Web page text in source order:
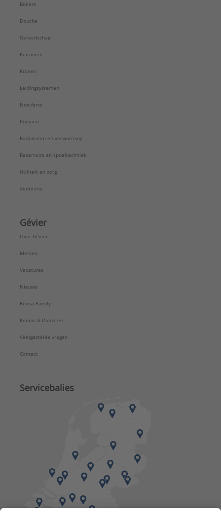
Boilers
Douche
Gereedschap
Keramiek
Kranen
Leidingsystemen
Non-ferro
Pompen
Radiatoren en verwarming
Reservoirs en spoeltechniek
Utiliteit en zorg
Ventilatie
Gévier
Over Gévier
Merken
Vacatures
Nieuws
Rensa Family
Kennis & Diensten
Veelgestelde vragen
Contact
Servicebalies